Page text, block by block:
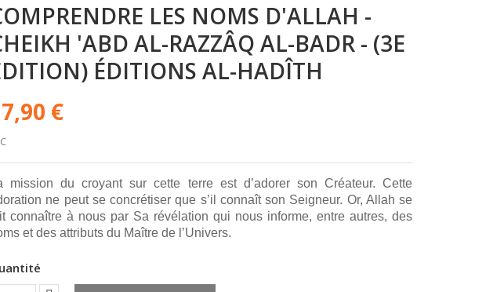
LES NOMS D'ALLAH -
'ABD AL-RAZZÂQ AL-BADR - (3E
ÉDITIONS AL-HADÎTH
€
mission du croyant sur cette terre est d’adorer son Créateur. Cette
ne peut se concrétiser que s’il connaît son Seigneur. Or, Allah se
connaître à nous par Sa révélation qui nous informe, entre autres, des
et des attributs du Maître de l’Univers.